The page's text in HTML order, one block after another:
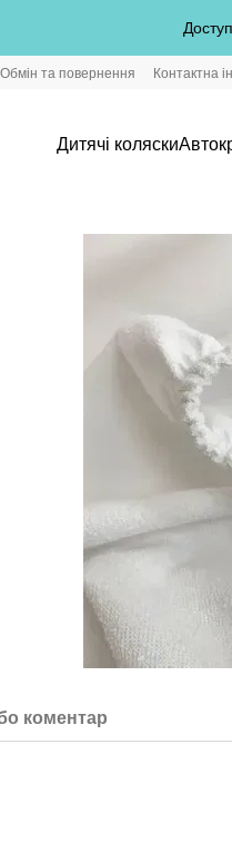
Обмін та повернення Контактна
Дитячі коляски
коментар